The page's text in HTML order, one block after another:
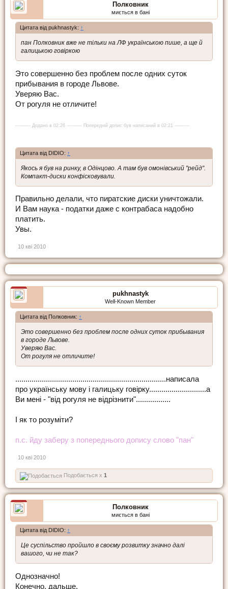
Полковник
миється в бані
Цитата від pukhnastyk: ↑
пан Полковник вже не тільки на ЛФ українською пише, а ще й
галицькою говіркою
Это совершенно без проблем после одних суток
прибывания в городе Львове.
Уверяю Вас.
От рогуля не отличите!
---------- Додано в 02:26 ---------- Попередній допис був написаний в 02:21 ----------
Цитата від DIDIO: ↑
Якось я був на ринку, в Одінцово. А там був омонівський "рейд".
Компакт-диски конфісковували.
Правильно делали, что пиратские диски уничтожали.
И Вам наука - податки даже с контрабаса надобно
платить.
Увы.
10 кві 2010
pukhnastyk
Well-Known Member
Цитата від Полковник: ↑
Это совершенно без проблем после одних суток прибывания
в городе Львове.
Уверяю Вас.
От рогуля не отличите!
..........................................................................написала
про українську мову і галицьку говірку............................а
Ви мені - "від рогуля не відрізнити".................
І як то розуміти?
п.с. йду заберу з попереднього допису слово "пан"
10 кві 2010
Подобається x 1
Полковник
миється в бані
Цитата від DIDIO: ↑
Це суспільство пройшло в своєму розвитку значно далі
вашого, чи не так?
Однозначно!
Конечно, дальше.